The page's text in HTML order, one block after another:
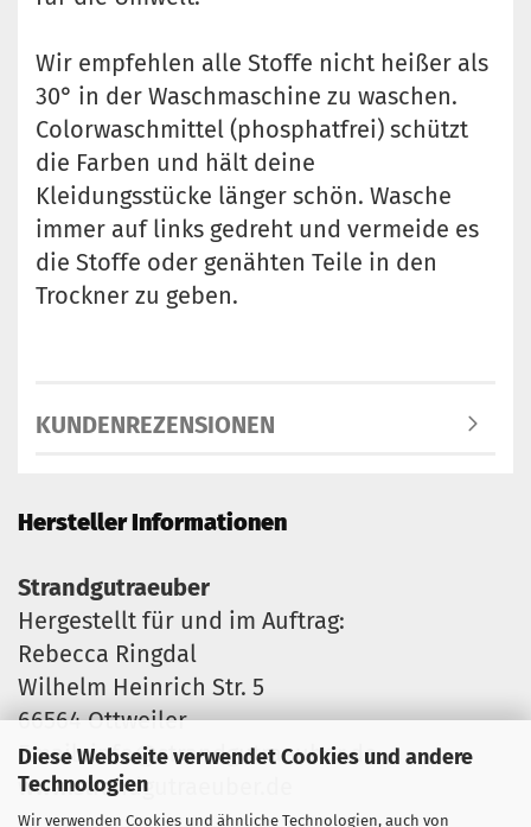
Diese Webseite verwendet Cookies und andere
Technologien
Wir verwenden Cookies und ähnliche Technologien, auch von
Wir empfehlen alle Stoffe nicht heißer als
30° in der Waschmaschine zu waschen.
Colorwaschmittel (phosphatfrei) schützt
die Farben und hält deine
Kleidungsstücke länger schön. Wasche
immer auf links gedreht und vermeide es
die Stoffe oder genähten Teile in den
Trockner zu geben.
KUNDENREZENSIONEN
Hersteller Informationen
Strandgutraeuber
Hergestellt für und im Auftrag:
Rebecca Ringdal
Wilhelm Heinrich Str. 5
66564 Ottweiler
Email: info@strandgutraeuber.de
www.strandgutraeuber.de